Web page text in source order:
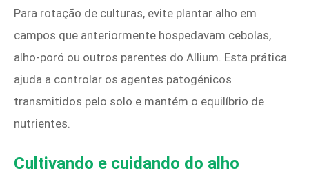
Para rotação de culturas, evite plantar alho em
campos que anteriormente hospedavam cebolas,
alho-poró ou outros parentes do Allium. Esta prática
ajuda a controlar os agentes patogénicos
transmitidos pelo solo e mantém o equilíbrio de
nutrientes.
Cultivando e cuidando do alho